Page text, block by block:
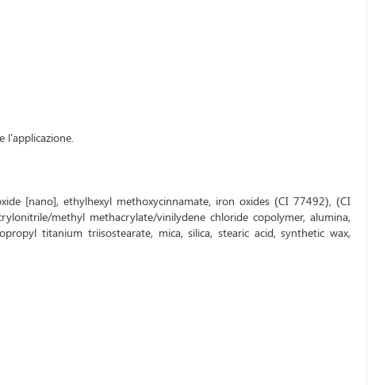
l'applicazione.
[nano], ethylhexyl methoxycinnamate, iron oxides (CI 77492), (CI
methyl methacrylate/vinilydene chloride copolymer, alumina,
titanium triisostearate, mica, silica, stearic acid, synthetic wax,